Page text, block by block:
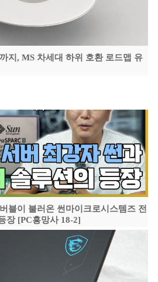
지, MS 차세대 하위 호환 로드맵 유
블이 불러온 썬마이크로시스템즈 전
장 [PC흥망사 18-2]